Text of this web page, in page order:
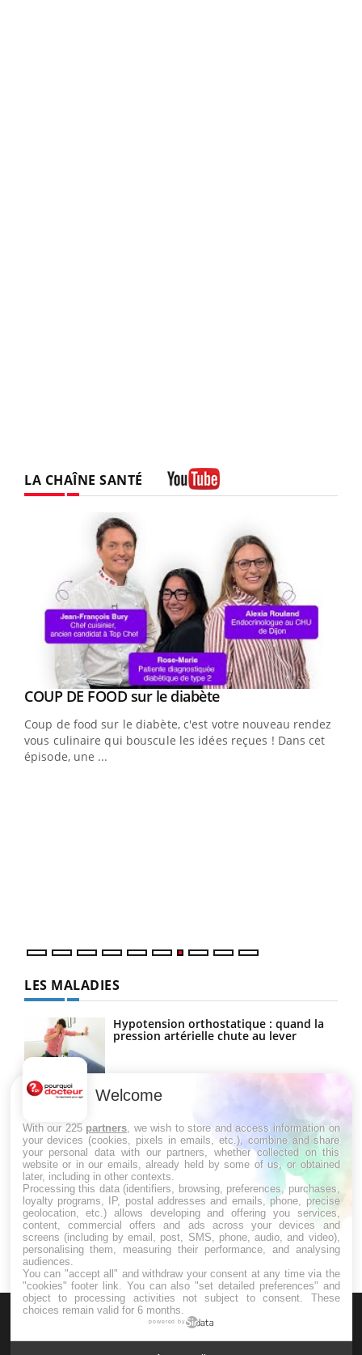
LA CHAÎNE SANTÉ
Youtube
COUP DE FOOD sur le diabèteYoutube
Coup de food sur le diabète, c'est votre nouveau rendez-
vous culinaire qui bouscule les idées reçues ! Dans cet
épisode, une ...
LES MALADIES
Hypotension orthostatique : quand la
pression artérielle chute au lever
Drépanocytose : une déformation des
Maladie de Charcot (Sclérose latérale
amyotrophique)
Welcome
With our 225 partners , we wish to store and access information on
your devices (cookies, pixels in emails, etc.), combine and share
your personal data with our partners, whether collected on this
website or in our emails, already held by some of us, or obtained
later, including in other contexts.
Processing this data (identifiers, browsing, preferences, purchases,
loyalty programs, IP, postal addresses and emails, phone, precise
geolocation, etc.) allows developing and offering you services,
content, commercial offers and ads across your devices and
screens (including by email, post, SMS, phone, audio, and video),
personalising them, measuring their performance, and analysing
audiences.
You can "accept all" and withdraw your consent at any time via the
"cookies" footer link . You can also "set detailed preferences" and
object to processing activities not subject to consent. These
choices remain valid for 6 months.
powered by